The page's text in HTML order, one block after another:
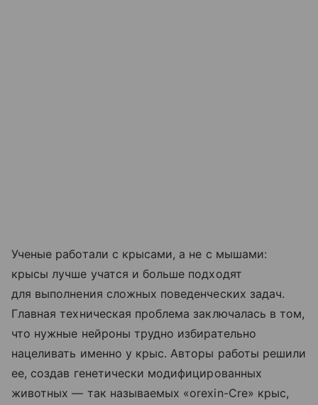
Ученые работали с крысами, а не с мышами:
крысы лучше учатся и больше подходят
для выполнения сложных поведенческих задач.
Главная техническая проблема заключалась в том,
что нужные нейроны трудно избирательно
нацеливать именно у крыс. Авторы работы решили
ее, создав генетически модифицированных
животных — так называемых «orexin-Cre» крыс,